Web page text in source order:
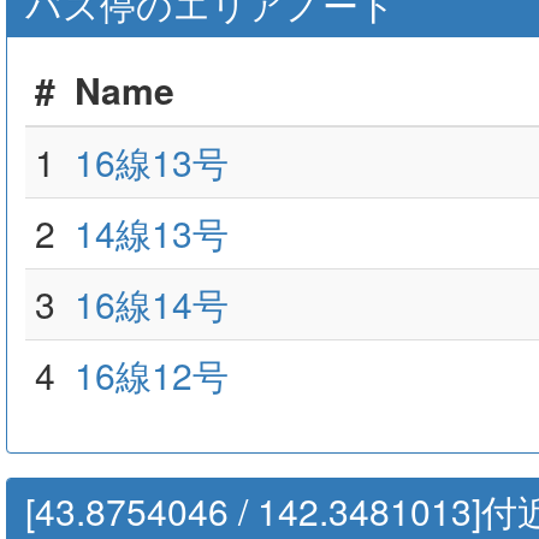
# Name
1 16線13号
2 14線13号
3 16線14号
4 16線12号
[43.8754046 / 142.3481013]付